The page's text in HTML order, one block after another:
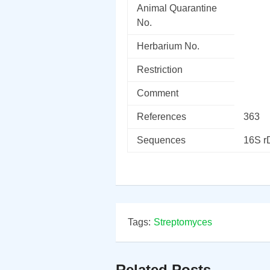
Animal Quarantine
No.
Herbarium No.
Restriction
Comment
References 363
Sequences 16S
Tags: Streptomyces